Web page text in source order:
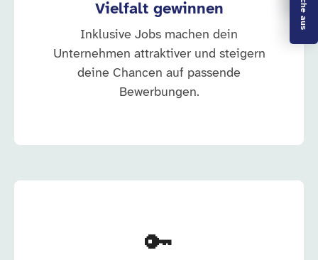
Vielfalt gewinnen
Inklusive Jobs machen dein
Unternehmen attraktiver und steigern
deine Chancen auf passende
Bewerbungen.
🔑